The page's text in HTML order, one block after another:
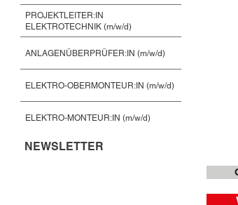
PROJEKTLEITER:IN
ELEKTROTECHNIK (m/w/d)
ANLAGENÜBERPRÜFER:IN (m/w/d)
ELEKTRO-OBERMONTEUR:IN (m/w/d)
ELEKTRO-MONTEUR:IN (m/w/d)
NEWSLETTER